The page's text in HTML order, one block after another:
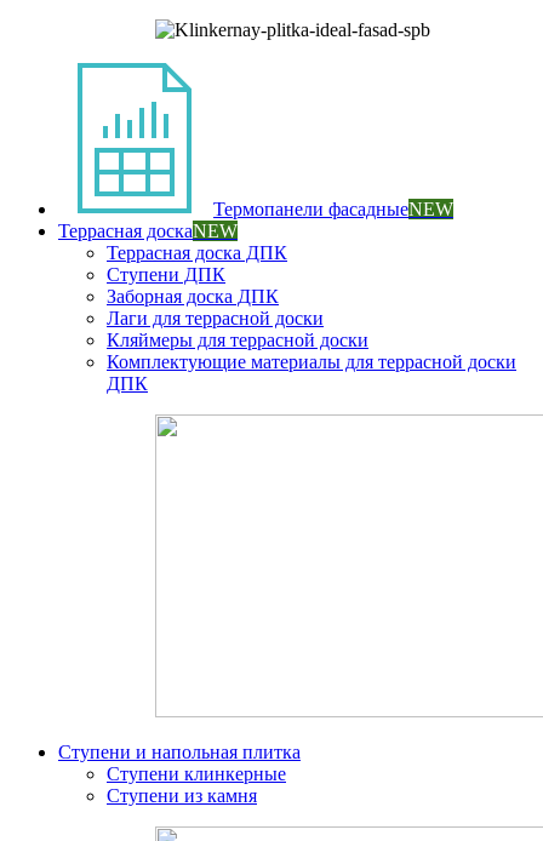
Термопанели фасадныеNEW
Террасная доскаNEW
Террасная доска ДПК
Ступени ДПК
Заборная доска ДПК
Лаги для террасной доски
Кляймеры для террасной доски
Комплектующие материалы для террасной доски
ДПК
Ступени и напольная плитка
Ступени клинкерные
Ступени из камня